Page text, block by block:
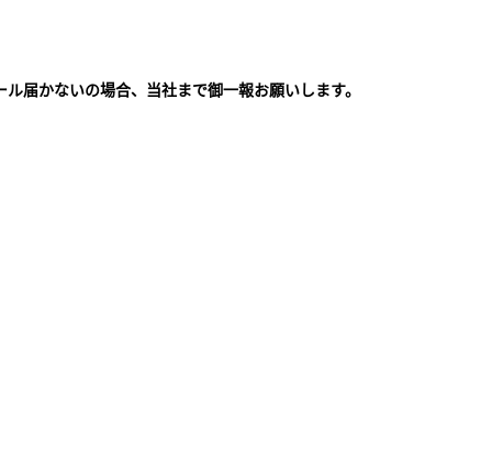
届かないの場合、当社まで御一報お願いします。